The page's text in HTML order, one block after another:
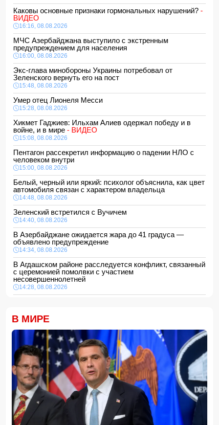
Каковы основные признаки гормональных нарушений? -
ВИДЕО
16:16, 08.08.2026
МЧС Азербайджана выступило с экстренным
предупреждением для населения
16:00, 08.08.2026
Экс-глава минобороны Украины потребовал от
Зеленского вернуть его на пост
15:48, 08.08.2026
Умер отец Лионеля Месси
15:28, 08.08.2026
Хикмет Гаджиев: Ильхам Алиев одержал победу и в
войне, и в мире - ВИДЕО
15:08, 08.08.2026
Пентагон рассекретил информацию о падении НЛО с
человеком внутри
15:00, 08.08.2026
Белый, черный или яркий: психолог объяснила, как цвет
автомобиля связан с характером владельца
14:48, 08.08.2026
Зеленский встретился с Вучичем
14:40, 08.08.2026
В Азербайджане ожидается жара до 41 градуса —
объявлено предупреждение
14:34, 08.08.2026
В Агдашском районе расследуется конфликт, связанный
с церемонией помолвки с участием
несовершеннолетней
14:28, 08.08.2026
ФИФА выступила с заявлением на фоне скандальных
обвинений в адрес Инфантино
14:10, 08.08.2026
ВС РФ взяли под контроль Ивановку в Харьковской
области
14:04, 08.08.2026
Прогноз погоды в Азербайджане на 9 августа
14:00, 08.08.2026
Никол Пашинян позвонил Ильхаму Алиеву
12:48, 08.08.2026
В МИРЕ